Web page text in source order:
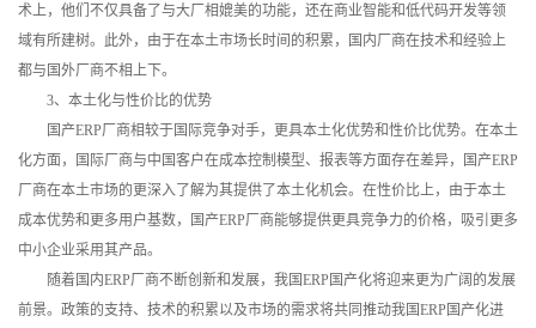
术上，他们不仅具备了与大厂相媲美的功能，还在商业智能和低代码开发等领
域有所建树。此外，由于在本土市场长时间的积累，国内厂商在技术和经验上
都与国外厂商不相上下。
3、本土化与性价比的优势
国产ERP厂商相较于国际竞争对手，更具本土化优势和性价比优势。在本土
化方面，国际厂商与中国客户在成本控制模型、报表等方面存在差异，国产ERP
厂商在本土市场的更深入了解为其提供了本土化机会。在性价比上，由于本土
成本优势和更多用户基数，国产ERP厂商能够提供更具竞争力的价格，吸引更多
中小企业采用其产品。
随着国内ERP厂商不断创新和发展，我国ERP国产化将迎来更为广阔的发展
前景。政策的支持、技术的积累以及市场的需求将共同推动我国ERP国产化进